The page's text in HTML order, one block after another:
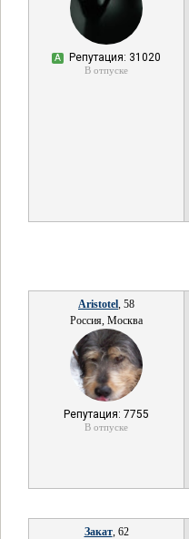
А Репутация: 31020
В отпуске
Aristotel, 58
Россия, Москва
Репутация: 7755
В отпуске
Закат, 62